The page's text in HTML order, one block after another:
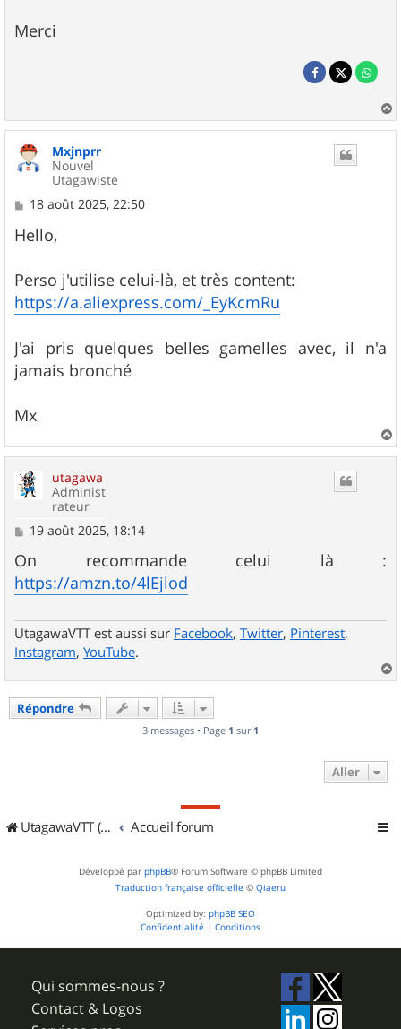
Merci
a
Mxjnprr
Nouvel
Utagawiste
M
s
s
g
e
18 août 2025, 22:50
Hello,
Perso j'utilise celui-là, et très content:
https://a.aliexpress.com/_EyKcmRu
J'ai pris quelques belles gamelles avec, il n'a
jamais bronché
Mx
a
utagawa
Administ
rateur
M
s
s
a
g
19 août 2025, 18:14
On recommande celui là :
https://amzn.to/4lEjlod
UtagawaVTT est aussi sur Facebook, Twitter, Pinterest,
Instagram, YouTube.
a
Répondre
3 messages • Page 1 sur 1
Aller
UtagawaVTT (Randos VTT et VTTAE avec traces GPS) Accueil forum
Développé par phpBB® Forum Software © phpBB Limited
Traduction française officielle © Qiaeru
Optimized by: phpBB SEO
Confidentialité | Conditions
Qui sommes-nous ?
Contact & Logos